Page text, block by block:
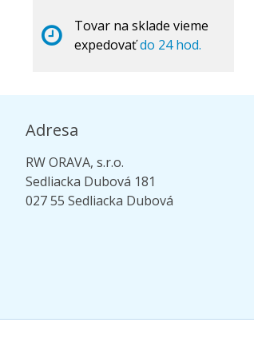
Tovar na sklade vieme
expedovaťdo 24 hod.
Adresa
RW ORAVA, s.r.o.
Sedliacka Dubová 181
027 55 Sedliacka Dubová